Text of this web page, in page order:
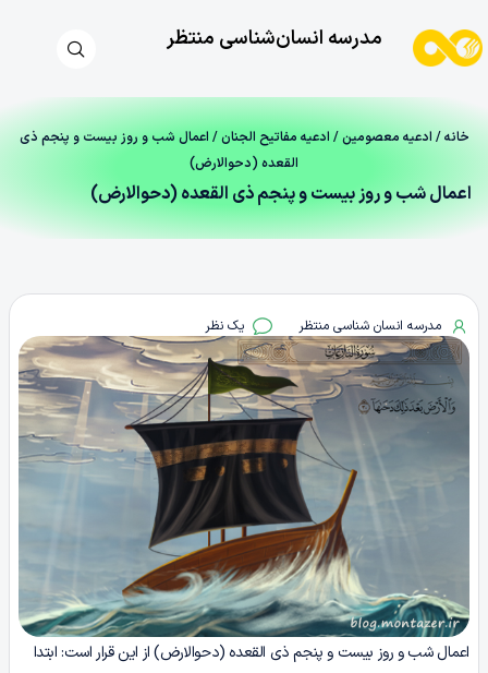
مدرسه انسان‌شناسی منتظر
خانه/ ادعیه معصومین/ ادعیه مفاتیح الجنان/ اعمال شب و روز بیست و پنجم ذی
القعده (دحوالارض)
اعمال شب و روز بیست و پنجم ذی القعده (دحوالارض)
مدرسه انسان شناسی منتظر یک نظر
اعمال شب و روز بیست و پنجم ذی القعده (دحوالارض) از این قرار است: ابتدا